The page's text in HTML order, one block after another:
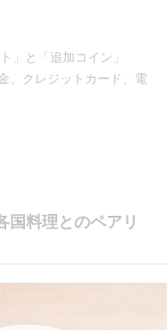
」と「追加コイン」
、クレジットカード、電
国料理とのペアリ